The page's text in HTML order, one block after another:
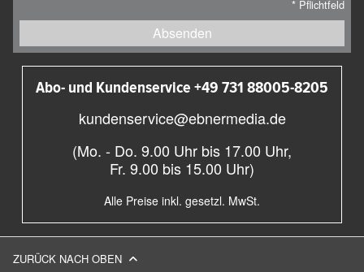
* Pflichtfeld
Absenden
Abo- und Kundenservice +49 731 88005-8205
kundenservice@ebnermedia.de
(Mo. - Do. 9.00 Uhr bis 17.00 Uhr,
Fr. 9.00 bis 15.00 Uhr)
Alle Preise inkl. gesetzl. MwSt.
ZURÜCK NACH OBEN